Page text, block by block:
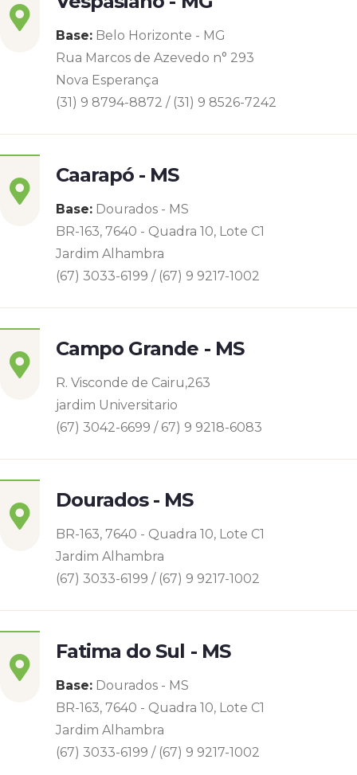
Base: Belo Horizonte - MG
Rua Marcos de Azevedo n° 293
Nova Esperança
(31) 9 8794-8872 / (31) 9 8526-7242
Caarapó - MS
Base: Dourados - MS
BR-163, 7640 - Quadra 10, Lote C1
Jardim Alhambra
(67) 3033-6199 / (67) 9 9217-1002
Campo Grande - MS
R. Visconde de Cairu,263
jardim Universitario
(67) 3042-6699 / 67) 9 9218-6083
Dourados - MS
BR-163, 7640 - Quadra 10, Lote C1
Jardim Alhambra
(67) 3033-6199 / (67) 9 9217-1002
Fatima do Sul - MS
Base: Dourados - MS
BR-163, 7640 - Quadra 10, Lote C1
Jardim Alhambra
(67) 3033-6199 / (67) 9 9217-1002